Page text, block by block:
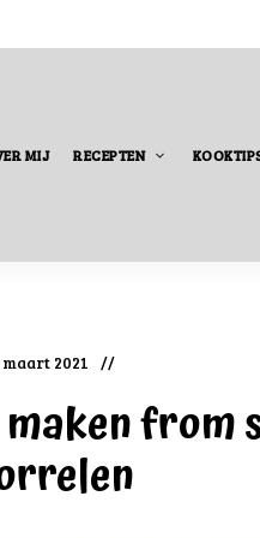
MIJ RECEPTEN
maart 2021
from